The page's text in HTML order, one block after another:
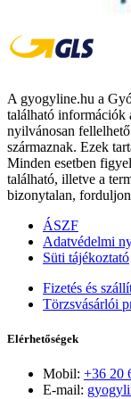
A gyogyline.hu a
található információk
nyilvánosan
származnak. Ezek
Minden esetben
található, illetve a
bizonytalan,
ÁSZF
Adatvédelmi
Süti tájékoztató
Fizetés és
Törzsvásárlói
Elérhetőségek
Mobil: +36 20
E-mail: